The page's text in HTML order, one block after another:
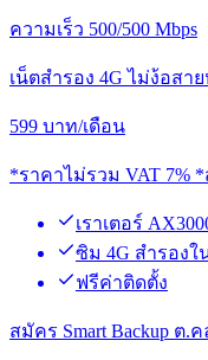
ความเร็ว 500/500 Mbps
เน็ตสำรอง 4G ไม่ง้อสา
599 บาท/เดือน
*ราคาไม่รวม VAT 7%
เราเตอร์
ซิม 4G สำรองใ
ฟรีค่าติดตั้ง
สมัคร Smart Backup ต.